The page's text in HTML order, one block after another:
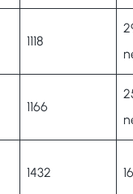
1118
1166
1432